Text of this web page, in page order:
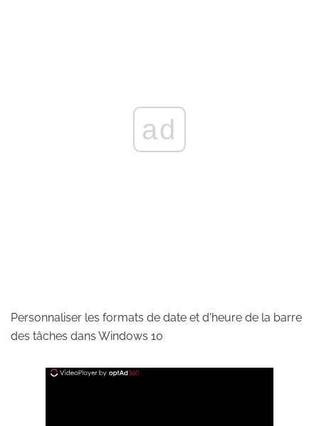
ad
Personnaliser les formats de date et d'heure de la barre
des tâches dans Windows 10